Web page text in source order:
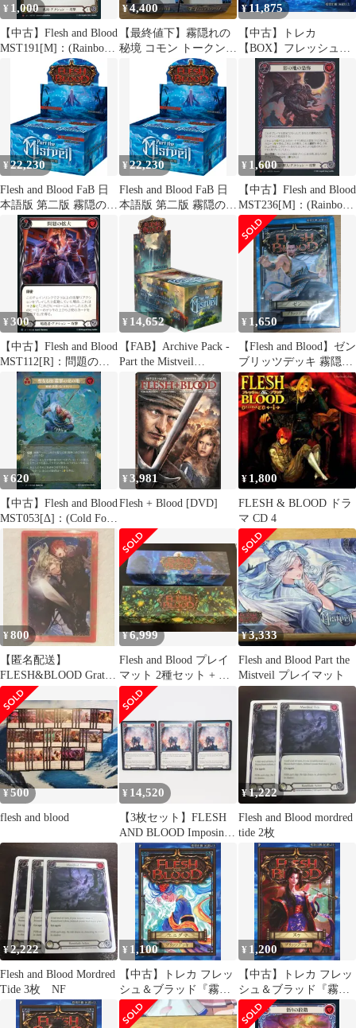
¥ 1,000
【中古】Flesh and Blood
MST191[M]：(Rainbow
Foil)騒々しい地元
民/Rowdy Locals
¥4,400
【最終値下】霧隠れの
秘境 コモン トークン
¥11,875
【中古】トレカ
【BOX】フレッシュ＆
ブラッド『霧隠の秘境
(Part the Mistveil)』Part
the Mistveil JP Boosters
¥22,230
Flesh and Blood FaB 日
本語版 第二版 霧隠の秘
境 Part the Mistveil ブー
スターBOX
¥22,230
Flesh and Blood FaB 日
本語版 第二版 霧隠の秘
境 Part the Mistveil ブー
スターBOX
¥ 1,600
【中古】Flesh and Blood
MST236[M]：(Rainbow
Foil)影の地の恐
怖/Shadowrealm Horror
¥300
【中古】Flesh and Blood
MST112[R]：問題の拡
大 (1)/Double Trouble
¥ 14,652
【FAB】Archive Pack -
Part the Mistveil
BOX(24Pack)[JP]
¥ 1,650
【Flesh and Blood】ゼン
ブリッツデッキ 霧隠の
秘境 日本語版 ZEN part
the mistveil BLITZ
DECK フレッシュアン
ドブラッド FaB
¥620
【中古】Flesh and Blood
MST053[Δ]：(Cold Foil)
聖なる技：翡翠の虎の
地 // 内なる気/Sacred
Art： Jade Tiger Domain
// Inner Chi
¥3,981
Flesh + Blood [DVD]
¥ 1,800
FLESH & BLOOD ドラ
マ CD 4
¥800
【匿名配送】
FLESH&BLOOD Gratte
クリアカード
¥6,999
Flesh and Blood プレイ
マット 2種セット + ス
トレージBOX
¥3,333
Flesh and Blood Part the
Mistveil プレイマット
¥500
flesh and blood
¥ 14,520
【3枚セット】FLESH
AND BLOOD Imposing
Visage M EVR022 トレ
カ ∴WU5253
¥1,222
Flesh and Blood mordred
tide 2枚
¥2,222
Flesh and Blood Mordred
Tide 3枚 NF
¥ 1,100
【中古】トレカ フレッ
シュ＆ブラッド『霧隠
の秘境(Part the
Mistveil)』Part the
¥ 1,200
【中古】トレカ フレッ
シュ＆ブラッド『霧隠
の秘境(Part the
Mistveil)』Part the